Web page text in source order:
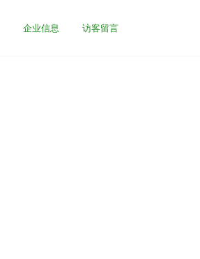
企业信息 访客留言